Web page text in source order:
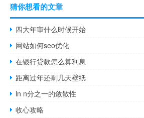
猜你想看的文章
四大年审什么时候开始
网站如何seo优化
在银行贷款怎么算利息
距离过年还剩几天壁纸
ln n分之一的敛散性
收心攻略